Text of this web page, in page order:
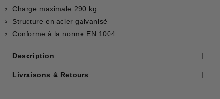
Charge maximale 290 kg
Structure en acier galvanisé
Conforme à la norme EN 1004
Description
Livraisons & Retours